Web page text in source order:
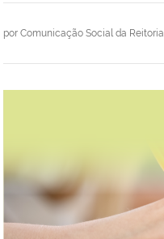
por Comunicação Social da Reitoria